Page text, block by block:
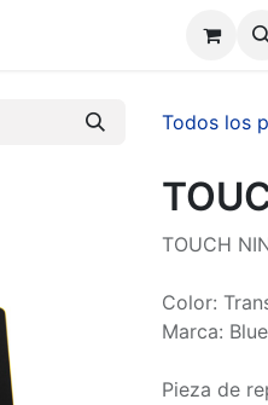
Todos los
TOUCH
Color:
Marca:
Pieza de